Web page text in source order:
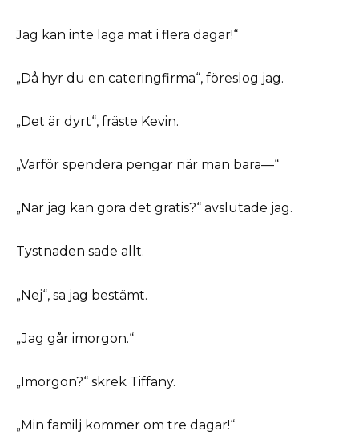
Jag kan inte laga mat i flera dagar!“
„Då hyr du en cateringfirma“, föreslog jag.
„Det är dyrt“, fräste Kevin.
„Varför spendera pengar när man bara—“
„När jag kan göra det gratis?“ avslutade jag.
Tystnaden sade allt.
„Nej“, sa jag bestämt.
„Jag går imorgon.“
„Imorgon?“ skrek Tiffany.
„Min familj kommer om tre dagar!“